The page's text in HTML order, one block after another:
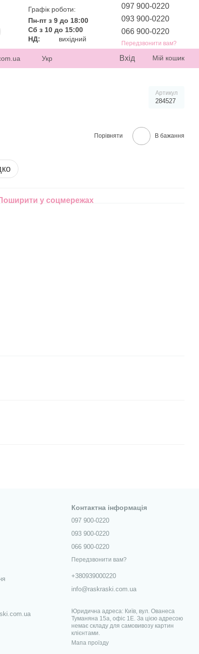
Графік роботи:
Пн-пт з 9 до 18:00
Сб з 10 до 15:00
НД:
вихідний
097 900-0220
093 900-0220
066 900-0220
Передзвонити вам?
Укр Вхід Мій кошик
Артикул
284527
Порівняти В бажання
у соцмережах
Контактна інформація
097 900-0220
093 900-0220
066 900-0220
Передзвонити вам?
+380939000220
info@raskraski.com.ua
Юридична адреса: Київ, вул. Ованеса
Туманяна 15а, офіс 1Е. За цією адресою
немає складу для самовивозу картин
клієнтами.
Мапа проїзду